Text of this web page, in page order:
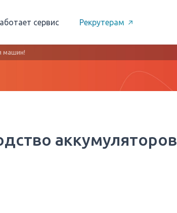
сервис Рекрутерам
машин!
аккумуляторов